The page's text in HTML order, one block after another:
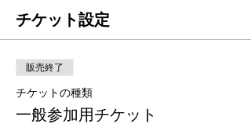
チケット設定
販売終了
チケットの種類
一般参加用チケット